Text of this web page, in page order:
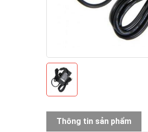
Thông tin sản phẩm